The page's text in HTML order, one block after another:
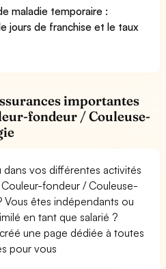
maladie temporaire :
jours de franchise et le taux
importantes
fondeur / Couleuse-
vos différentes activités
fondeur / Couleuse-
êtes indépendants ou
en tant que salarié ?
une page dédiée à toutes
pour vous